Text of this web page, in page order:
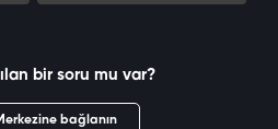
bir soru mu var?
bağlanın